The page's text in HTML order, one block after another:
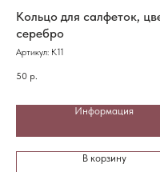
Кольцо для салфеток,
серебро
Артикул: К11
50 р.
Информация
В корзину